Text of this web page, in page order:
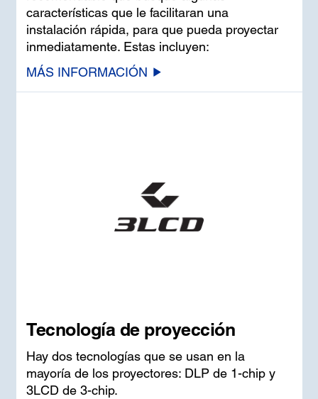
características que le facilitaran una
instalación rápida, para que pueda proyectar
inmediatamente. Estas incluyen:
MÁS INFORMACIÓN
Tecnología de proyección
Hay dos tecnologías que se usan en la
mayoría de los proyectores: DLP de 1-chip y
3LCD de 3-chip.